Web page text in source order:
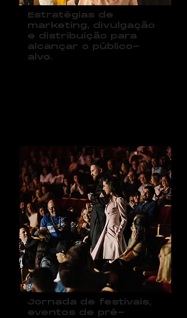
Estratégias de
marketing, divulgação
e distribuição para
alcançar o público-
alvo.
Jornada de festivais,
eventos de pré-
6